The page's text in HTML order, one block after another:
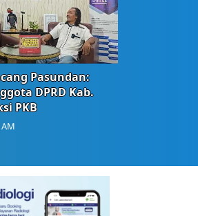
Pasundan:
DPRD Kab.
PKB